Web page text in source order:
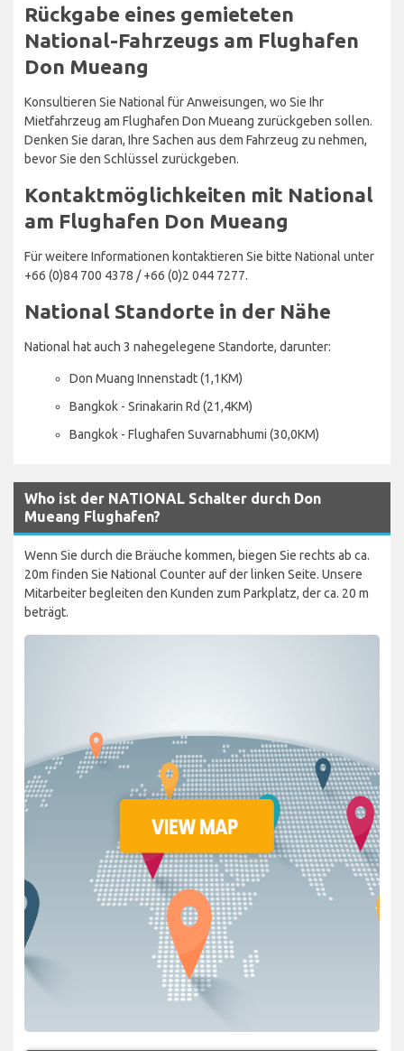
Rückgabe eines gemieteten
National-Fahrzeugs am Flughafen
Don Mueang
Konsultieren Sie National für Anweisungen, wo Sie Ihr
Mietfahrzeug am Flughafen Don Mueang zurückgeben sollen.
Denken Sie daran, Ihre Sachen aus dem Fahrzeug zu nehmen,
bevor Sie den Schlüssel zurückgeben.
Kontaktmöglichkeiten mit National
am Flughafen Don Mueang
Für weitere Informationen kontaktieren Sie bitte National unter
+66 (0)84 700 4378 / +66 (0)2 044 7277.
National Standorte in der Nähe
National hat auch 3 nahegelegene Standorte, darunter:
Don Muang Innenstadt (1,1KM)
Bangkok - Srinakarin Rd (21,4KM)
Bangkok - Flughafen Suvarnabhumi (30,0KM)
Who ist der NATIONAL Schalter durch Don
Mueang Flughafen?
Wenn Sie durch die Bräuche kommen, biegen Sie rechts ab ca.
20m finden Sie National Counter auf der linken Seite. Unsere
Mitarbeiter begleiten den Kunden zum Parkplatz, der ca. 20 m
beträgt.